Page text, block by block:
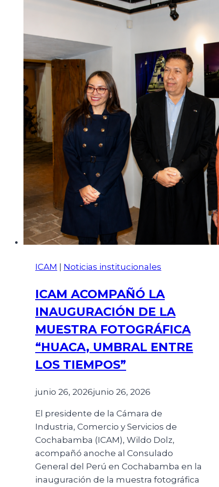
ICAM | Noticias institucionales
ICAM ACOMPAÑÓ LA
INAUGURACIÓN DE LA
MUESTRA FOTOGRÁFICA
“HUACA, UMBRAL ENTRE
LOS TIEMPOS”
junio 26, 2026junio 26, 2026
El presidente de la Cámara de
Industria, Comercio y Servicios de
Cochabamba (ICAM), Wildo Dolz,
acompañó anoche al Consulado
General del Perú en Cochabamba en la
inauguración de la muestra fotográfica